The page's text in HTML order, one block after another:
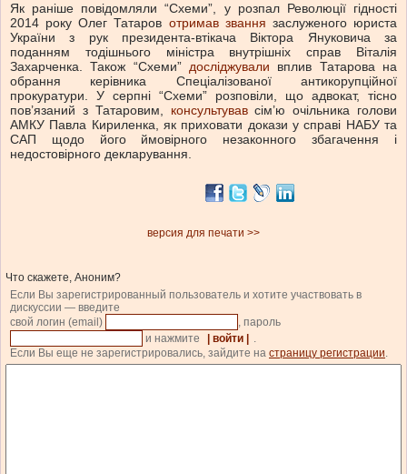
Як раніше повідомляли “Схеми”, у розпал Революції гідності
2014 року Олег Татаров отримав звання заслуженого юриста
України з рук президента-втікача Віктора Януковича за
поданням тодішнього міністра внутрішніх справ Віталія
Захарченка. Також “Схеми” досліджували вплив Татарова на
обрання керівника Спеціалізованої антикорупційної
прокуратури. У серпні “Схеми” розповіли, що адвокат, тісно
пов’язаний з Татаровим, консультувавсім’ю очільника голови
АМКУ Павла Кириленка, як приховати докази у справі НАБУ та
САП щодо його ймовірного незаконного збагачення і
недостовірного декларування.
версия для печати >>
Что скажете, Аноним?
Если Вы зарегистрированный пользователь и хотите участвовать в
дискуссии — введите
свой логин (email)
, пароль
и нажмите
| войти |
.
Если Вы еще не зарегистрировались, зайдите на страницу регистрации.